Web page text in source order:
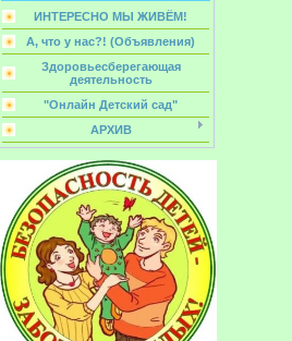
ИНТЕРЕСНО МЫ ЖИВЁМ!
А, что у нас?! (Объявления)
Здоровьесберегающая
деятельность
"Онлайн Детский сад"
АРХИВ